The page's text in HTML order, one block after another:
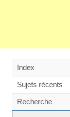
Index
Sujets récents
Recherche